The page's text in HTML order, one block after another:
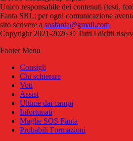
Unico responsabile dei contenuti (testi,
Fanta SRL; per ogni comunicazione
sito scrivere a sosfanta@gmail.com
Copyright 2021-2026 © Tutti i diritti
Footer Menu
Consigli
Chi schierare
Voti
Assist
Ultime dai campi
Infortunati
Maglie SOS Fanta
Probabili Formazioni